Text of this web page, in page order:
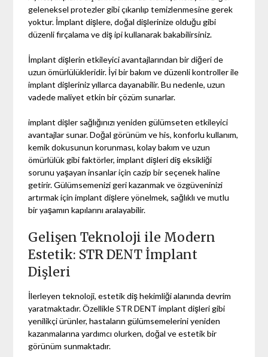
geleneksel protezler gibi çıkarılıp temizlenmesine gerek
yoktur. İmplant dişlere, doğal dişlerinize olduğu gibi
düzenli fırçalama ve diş ipi kullanarak bakabilirsiniz.
İmplant dişlerin etkileyici avantajlarından bir diğeri de
uzun ömürlülükleridir. İyi bir bakım ve düzenli kontroller ile
implant dişleriniz yıllarca dayanabilir. Bu nedenle, uzun
vadede maliyet etkin bir çözüm sunarlar.
implant dişler sağlığınızı yeniden gülümseten etkileyici
avantajlar sunar. Doğal görünüm ve his, konforlu kullanım,
kemik dokusunun korunması, kolay bakım ve uzun
ömürlülük gibi faktörler, implant dişleri diş eksikliği
sorunu yaşayan insanlar için cazip bir seçenek haline
getirir. Gülümsemenizi geri kazanmak ve özgüveninizi
artırmak için implant dişlere yönelmek, sağlıklı ve mutlu
bir yaşamın kapılarını aralayabilir.
Gelişen Teknoloji ile Modern
Estetik: STR DENT İmplant
Dişleri
İlerleyen teknoloji, estetik diş hekimliği alanında devrim
yaratmaktadır. Özellikle STR DENT implant dişleri gibi
yenilikçi ürünler, hastaların gülümsemelerini yeniden
kazanmalarına yardımcı olurken, doğal ve estetik bir
görünüm sunmaktadır.